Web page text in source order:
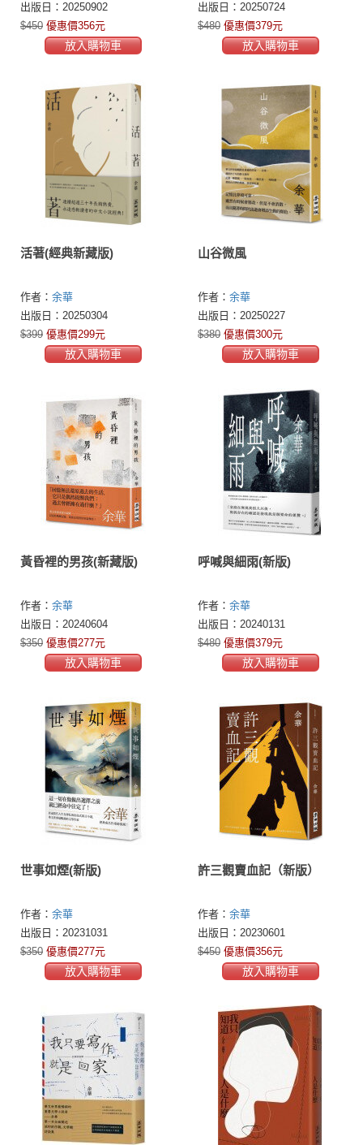
出版日：20250902
$450 優惠價356元
放入購物車
出版日：20250724
$480 優惠價379元
放入購物車
活著(經典新藏版)
作者： 余華
出版日：20250304
$399 優惠價299元
放入購物車
山谷微風
作者： 余華
出版日：20250227
$380 優惠價300元
放入購物車
黃昏裡的男孩(新藏版)
作者： 余華
出版日：20240604
$350 優惠價277元
放入購物車
呼喊與細雨(新版)
作者： 余華
出版日：20240131
$480 優惠價379元
放入購物車
世事如煙(新版)
作者： 余華
出版日：20231031
$350 優惠價277元
放入購物車
許三觀賣血記（新版）
作者： 余華
出版日：20230601
$450 優惠價356元
放入購物車